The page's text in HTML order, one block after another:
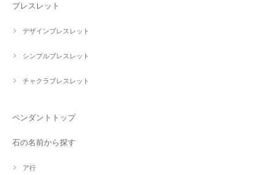
ブレスレット
デザインブレスレット
シンプルブレスレット
チャクラブレスレット
ペンダントトップ
石の名前から探す
ア行